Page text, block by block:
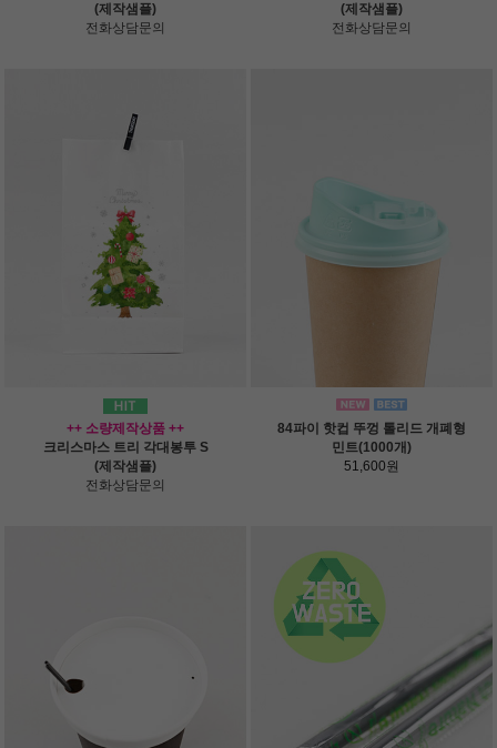
(제작샘플)
전화상담문의
(제작샘플)
전화상담문의
++ 소량제작상품 ++
크리스마스 트리 각대봉투 S
(제작샘플)
전화상담문의
84파이 핫컵 뚜껑 톨리드 개폐형
민트(1000개)
51,600원